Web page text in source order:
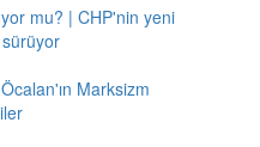
mu? | CHP'nin yeni
Marksizm